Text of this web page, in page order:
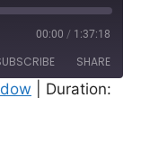
00:00 / 1:37:18
SHARE
Duration: